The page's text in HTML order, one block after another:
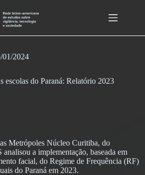
01/2024
escolas do Paraná: Relatório 2023
Metrópoles Núcleo Curitiba, do
a implementação, baseada em
facial, do Regime de Frequência (RF)
do Paraná em 2023.